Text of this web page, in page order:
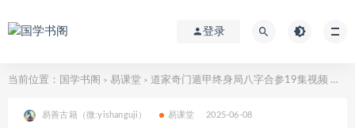
登录
当前位置： 国学书阁 > 易课堂 > 道家奇门遁甲终身局八字合参19集视频 百度云下载！
易善古籍（微:yishanguji） 易课堂 2025-06-08